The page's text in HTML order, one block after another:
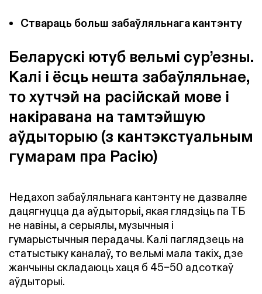
Ствараць больш забаўляльнага кантэнту
Беларускі ютуб вельмі сур’езны.
Калі і ёсць нешта забаўляльнае,
то хутчэй на расійскай мове і
накіравана на тамтэйшую
аўдыторыю (з кантэкстуальным
гумарам пра Расію)
Недахоп забаўляльнага кантэнту не дазваляе
дацягнуцца да аўдыторыі, якая глядзіць па ТБ
не навіны, а серыялы, музычныя і
гумарыстычныя перадачы. Калі паглядзець на
статыстыку каналаў, то вельмі мала такіх, дзе
жанчыны складаюць хаця б 45–50 адсоткаў
аўдыторыі.